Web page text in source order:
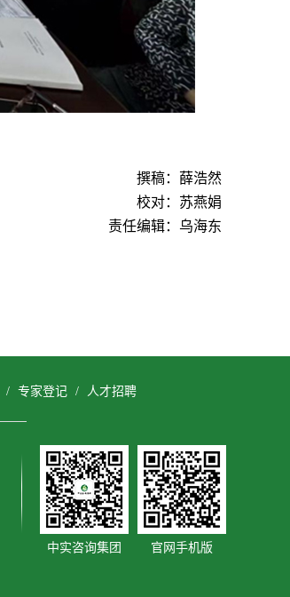
撰稿：薛浩然
校对：苏燕娟
责任编辑：乌海东
/ 专家登记 / 人才招聘
中实咨询集团
官网手机版